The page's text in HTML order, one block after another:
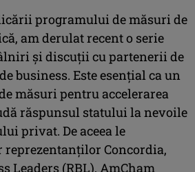
programului de măsuri de
am derulat recent o serie
şi discuţii cu partenerii de
business. Este esenţial ca un
măsuri pentru accelerarea
răspunsul statului la nevoile
privat. De aceea le
Concordia,
Leaders (RBL), AmCham